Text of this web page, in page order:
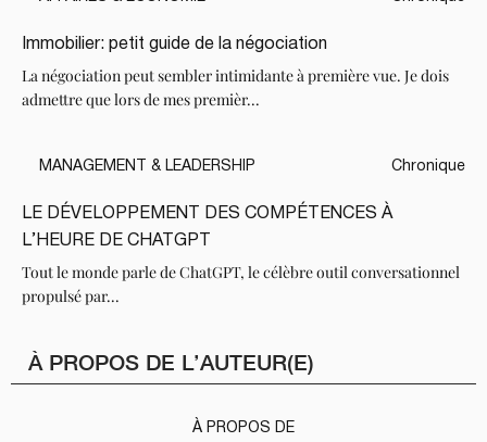
Immobilier: petit guide de la négociation
La négociation peut sembler intimidante à première vue. Je dois
admettre que lors de mes premièr...
Chronique
LE DÉVELOPPEMENT DES COMPÉTENCES À
L’HEURE DE CHATGPT
Tout le monde parle de ChatGPT, le célèbre outil conversationnel
propulsé par...
MANAGEMENT & LEADERSHIP
À PROPOS DE L’AUTEUR(E)
À PROPOS DE